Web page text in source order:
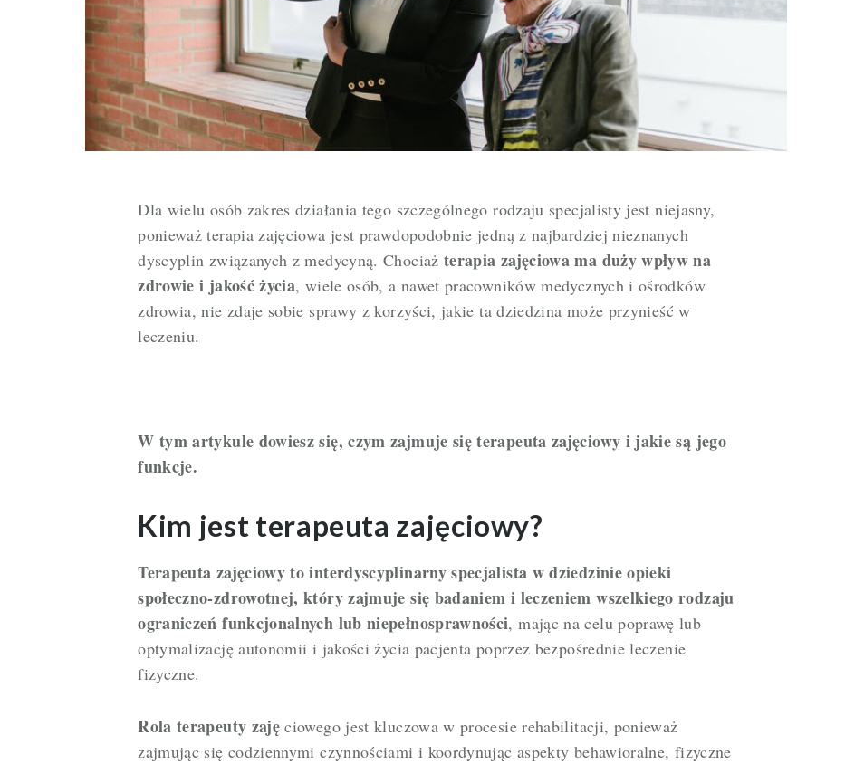
Dla wielu osób zakres działania tego szczególnego rodzaju specjalisty jest niejasny,
ponieważ terapia zajęciowa jest prawdopodobnie jedną z najbardziej nieznanych
dyscyplin związanych z medycyną. Chociaż terapia zajęciowa ma duży wpływ na
zdrowie i jakość życia, wiele osób, a nawet pracowników medycznych i ośrodków
zdrowia, nie zdaje sobie sprawy z korzyści, jakie ta dziedzina może przynieść w
leczeniu.
W tym artykule dowiesz się, czym zajmuje się terapeuta zajęciowy i jakie są jego
funkcje.
Kim jest terapeuta zajęciowy?
Terapeuta zajęciowy to interdyscyplinarny specjalista w dziedzinie opieki
społeczno-zdrowotnej, który zajmuje się badaniem i leczeniem wszelkiego rodzaju
ograniczeń funkcjonalnych lub niepełnosprawności, mając na celu poprawę lub
optymalizację autonomii i jakości życia pacjenta poprzez bezpośrednie leczenie
fizyczne.
Rola terapeuty zajęciowego jest kluczowa w procesie rehabilitacji, ponieważ
zajmując się codziennymi czynnościami i koordynując aspekty behawioralne, fizyczne